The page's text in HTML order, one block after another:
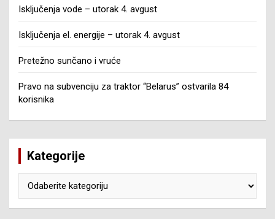
Isključenja vode – utorak 4. avgust
Isključenja el. energije – utorak 4. avgust
Pretežno sunčano i vruće
Pravo na subvenciju za traktor “Belarus” ostvarila 84
korisnika
Kategorije